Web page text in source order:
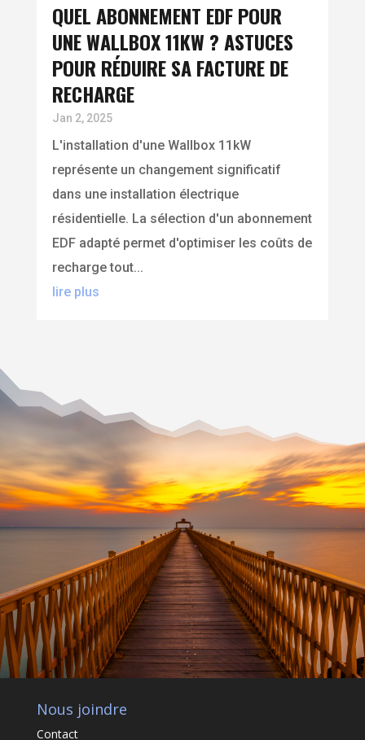
QUEL ABONNEMENT EDF POUR
UNE WALLBOX 11KW ? ASTUCES
POUR RÉDUIRE SA FACTURE DE
RECHARGE
Jan 2, 2025
L'installation d'une Wallbox 11kW
représente un changement significatif
dans une installation électrique
résidentielle. La sélection d'un abonnement
EDF adapté permet d'optimiser les coûts de
recharge tout...
lire plus
Nous joindre
Contact